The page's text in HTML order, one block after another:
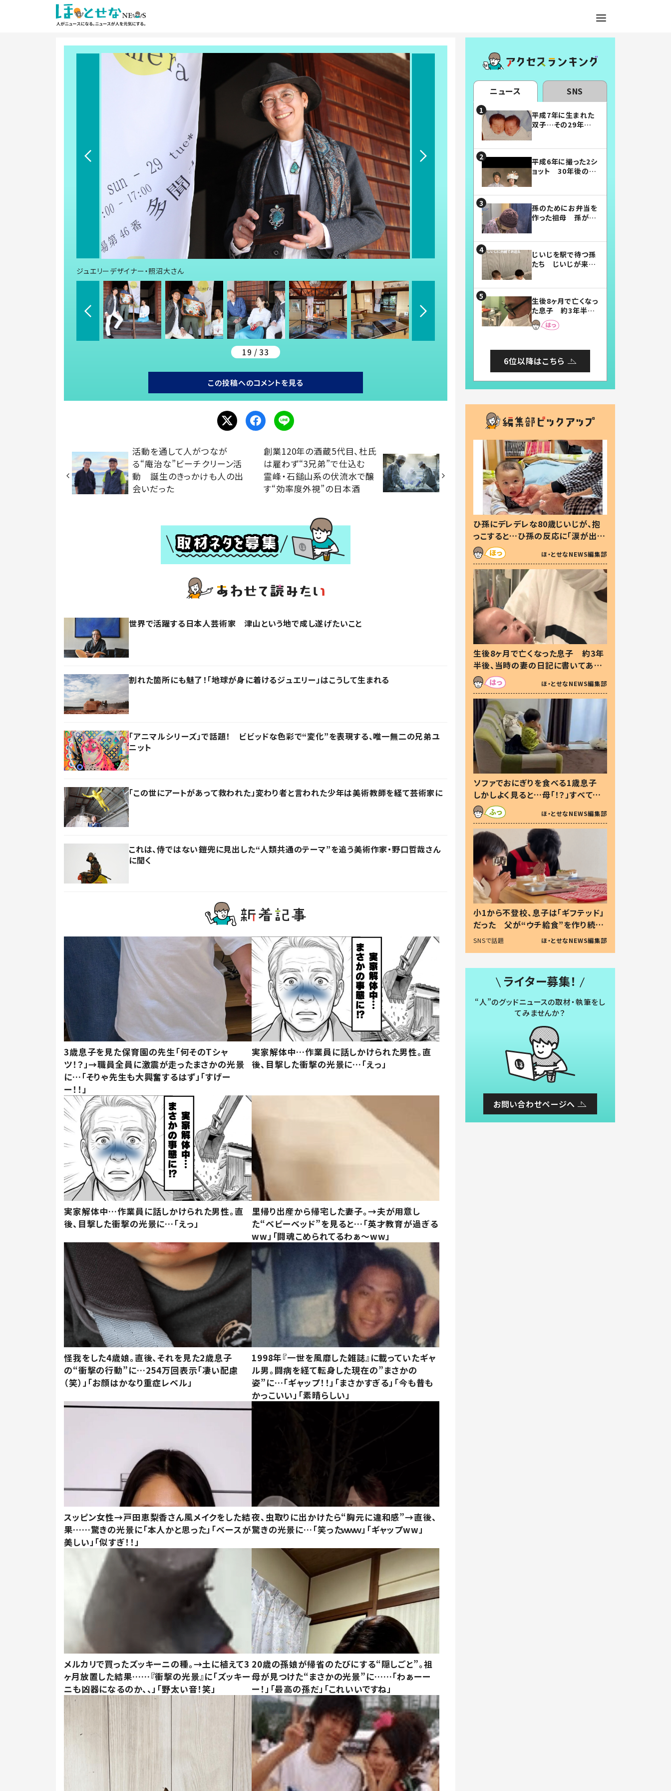
ジュエリーデザイナー・照沼大さん
19 / 33
この投稿へのコメントを見る
活動を通して人がつなが
る“庵治な”ビーチクリーン活
動 誕生のきっかけも人の出
会いだった
創業120年の酒蔵5代目、杜氏
は雇わず“3兄弟”で仕込む
霊峰・石鎚山系の伏流水で醸
す“効率度外視”の日本酒
世界で活躍する日本人芸術家 津山という地で成し遂げたいこと
割れた箇所にも魅了！「地球が身に着けるジュエリー」はこうして生まれる
「アニマルシリーズ」で話題！ ビビッドな色彩で“変化”を表現する、唯一無二の兄弟ユ
ニット
「この世にアートがあって救われた」変わり者と言われた少年は美術教師を経て芸術家に
これは、侍ではない――鎧兜に見出した“人類共通のテーマ”を追う美術作家・野口哲哉さん
に聞く
3歳息子を見た保育園の先生「何そのTシャ
ツ！？」→職員全員に激震が走ったまさかの光景
に…「そりゃ先生も大興奮するはず」「すげー
ー！！」
実家解体中…作業員に話しかけられた男性。直
後、目撃した衝撃の光景に…「えっ」
実家解体中…作業員に話しかけられた男性。直
後、目撃した衝撃の光景に…「えっ」
里帰り出産から帰宅した妻子。→夫が用意し
た“ベビーベッド”を見ると…「英才教育が過ぎる
ww」「闘魂こめられてるわぁ～ww」
怪我をした4歳娘。直後、それを見た2歳息子
の“衝撃の行動”に…254万回表示「凄い配慮
（笑）」「お顔はかなり重症レベル」
1998年『一世を風靡した雑誌』に載っていたギャ
ル男。闘病を経て転身した現在の”まさかの
姿”に…「ギャップ！！」「まさかすぎる」「今も昔も
かっこいい」「素晴らしい」
スッピン女性→戸田恵梨香さん風メイクをした結
果……驚きの光景に「本人かと思った」「ベースが
美しい」「似すぎ！！」
夜、虫取りに出かけたら“胸元に違和感”→直後、
驚きの光景に…「笑ったｗｗｗ」「ギャップww」
メルカリで買ったズッキーニの種。→土に植えて3
ヶ月放置した結果……『衝撃の光景』に「ズッキー
ニも凶器になるのか、、」「野太い音！笑」
20歳の孫娘が帰省のたびにする“隠しごと”。祖
母が見つけた“まさかの光景”に……「わぁーー
ー！」「最高の孫だ」「これいいですね」
ニュース SNS
平成7年に生まれた
双子…その29年後
平成6年に撮った2シ
ョット 30年後の姿
孫のためにお弁当を
作った祖母 孫が絶
じいじを駅で待つ孫
たち じいじが来た
まらない」「幸せにな
れる」
生後8ヶ月で亡くなっ
た息子 約3年半
後、当時の妻の日記
に書いてあった本音
6位以降はこちら
ひ孫にデレデレな80歳じいじが、抱
っこすると…ひ孫の反応に「涙が出ま
した」「可愛くて仕方ない」
ほ・とせなNEWS編集部
生後8ヶ月で亡くなった息子 約3年
半後、当時の妻の日記に書いてあっ
た本音とは
ほ・とせなNEWS編集部
ソファでおにぎりを食べる1歳息子
しかしよく見ると…母「！？」すべてを
察した母の投稿に「可愛いから許
す！」「現行犯〜」
ほ・とせなNEWS編集部
小1から不登校、息子は「ギフテッド」
だった 父が“ウチ給食”を作り続け
る理由とは #令和の親 #令和の子
SNSで話題 ほ・とせなNEWS編集部
ライター募集！
“人”のグッドニュースの取材・執筆をし
てみませんか？
お問い合わせページへ